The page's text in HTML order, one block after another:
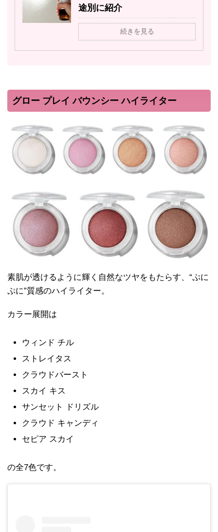
途別に紹介
続きを見る
グロー プレイ バウンシー ハイライター
素肌が透けるように輝く自然なツヤをもたらす、“ぷに
ぷに”質感のハイライター。
カラー展開は
ウィンド チル
ストレイタス
クラウドバースト
スカイ キス
サンセット ドリズル
クラウド キャンディ
セピア スカイ
の全7色です。